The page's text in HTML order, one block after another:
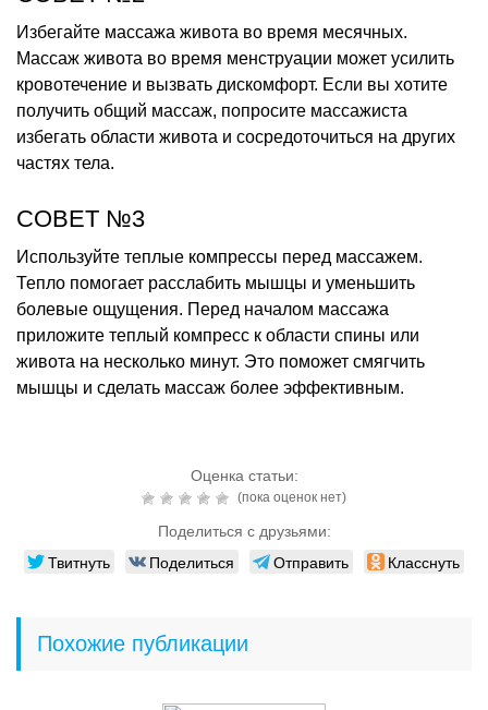
Избегайте массажа живота во время месячных.
Массаж живота во время менструации может усилить
кровотечение и вызвать дискомфорт. Если вы хотите
получить общий массаж, попросите массажиста
избегать области живота и сосредоточиться на других
частях тела.
СОВЕТ №3
Используйте теплые компрессы перед массажем.
Тепло помогает расслабить мышцы и уменьшить
болевые ощущения. Перед началом массажа
приложите теплый компресс к области спины или
живота на несколько минут. Это поможет смягчить
мышцы и сделать массаж более эффективным.
Оценка статьи:
(пока оценок нет)
Поделиться с друзьями:
Твитнуть Поделиться Отправить Класснуть
Похожие публикации